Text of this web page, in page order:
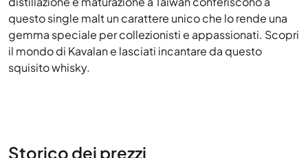
questo single malt un carattere unico che lo rende una
gemma speciale per collezionisti e appassionati. Scopri
il mondo di Kavalan e lasciati incantare da questo
squisito whisky.
Storico dei prezzi